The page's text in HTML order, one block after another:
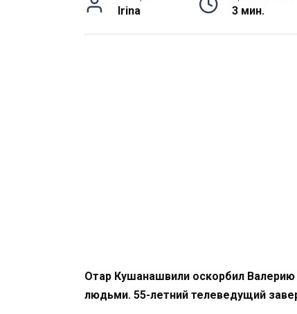
Irina 3 мин.
Отар Кушанашвили оскорбил
людьми. 55-летний телеведущий